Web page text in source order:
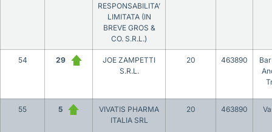
RESPONSABILITA’
LIMITATA (IN
BREVE GROS &
CO. S.R.L.)
54 29
JOE ZAMPETTI
S.R.L.
20 463890
55 5
VIVATIS PHARMA
ITALIA SRL
20 463890